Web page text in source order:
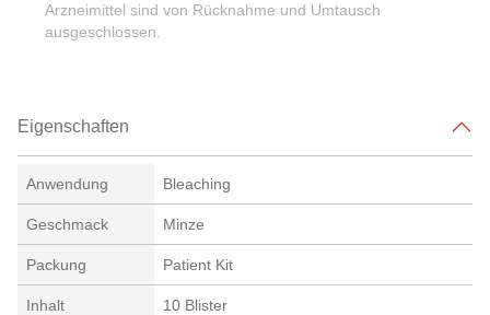
Arzneimittel sind von Rücknahme und Umtausch
ausgeschlossen.
Eigenschaften
Anwendung Bleaching
Geschmack Minze
Packung Patient Kit
Inhalt 10 Blister